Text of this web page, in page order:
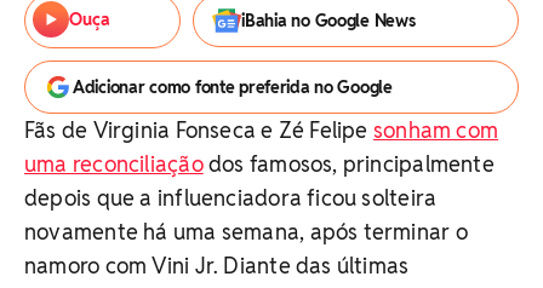
Ouça
iBahia no Google News
Adicionar como fonte preferida no Google
Fãs de Virginia Fonseca e Zé Felipe sonham com
uma reconciliaçãodos famosos, principalmente
depois que a influenciadora ficou solteira
novamente há uma semana, após terminar o
namoro com Vini Jr. Diante das últimas